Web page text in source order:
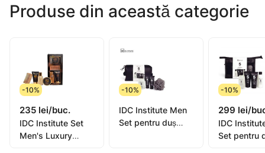
Produse din această categorie
-10%
235 lei/buc.
IDC Institute Set
Men's Luxury
-10%
IDC Institute Men
Set pentru duș
-10%
299 lei/
IDC
Set pentru